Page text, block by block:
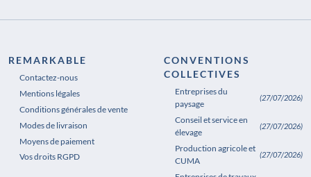
REMARKABLE
Contactez-nous
Mentions légales
Conditions générales de vente
Modes de livraison
Moyens de paiement
Vos droits RGPD
CONVENTIONS
COLLECTIVES
Entreprises du
paysage
(27/07/2026)
Conseil et service en
élevage
(27/07/2026)
Production agricole et
CUMA
(27/07/2026)